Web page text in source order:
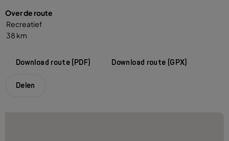
Zoeksuggesties
UITagenda
Fietsen
Winkeltijden en koopzondagen
Over de route
Recreatief
38 km
Download route (PDF) Download route (GPX)
Delen